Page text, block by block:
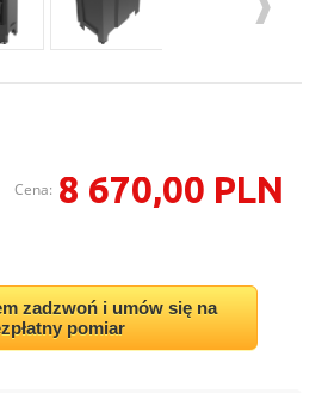
Cena: 8 670,00 PLN
zadzwoń i umów się na
pomiar